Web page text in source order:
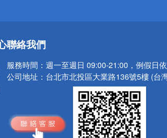
聯絡我們
服務時間： 週一至週日 09:00-21:00，例假日
公司地址： 台北市北投區大業路136號5樓 (台